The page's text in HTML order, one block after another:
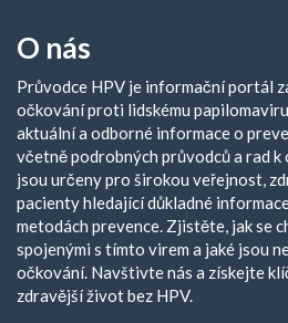
O nás
Průvodce HPV je informační portál
očkování proti lidskému
aktuální a odborné informace o
včetně podrobných průvodců a rad
jsou určeny pro širokou veřejnost,
pacienty hledající důkladné
metodách prevence. Zjistěte, jak se
spojenými s tímto virem a jaké jsou
očkování. Navštivte nás a získejte
zdravější život bez HPV.